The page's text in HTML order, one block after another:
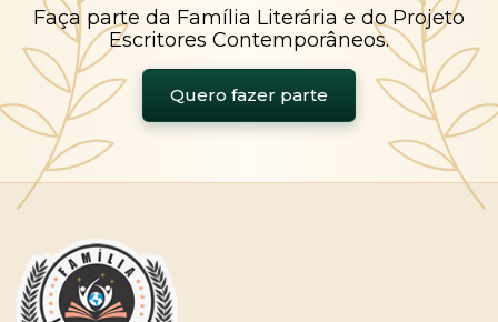
Faça parte da Família Literária e do Projeto
Escritores Contemporâneos.
Quero fazer parte